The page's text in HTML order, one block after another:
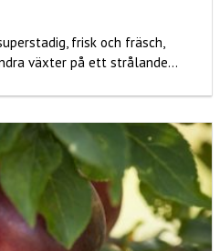
frisk och fräsch,
växter på ett strålande...